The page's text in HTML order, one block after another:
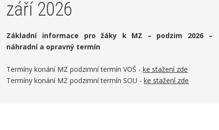
září 2026
Základní informace pro žáky k MZ – podzim 2026 –
náhradní a opravný termín
Termíny konání MZ podzimní termín VOŠ -ke stažení zde
Termíny konání MZ podzimní termín SOU -ke stažení zde